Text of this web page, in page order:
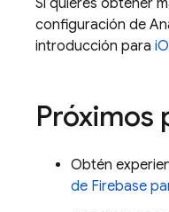
configuración de
introducción para
Próximos
Obtén
de Firebase